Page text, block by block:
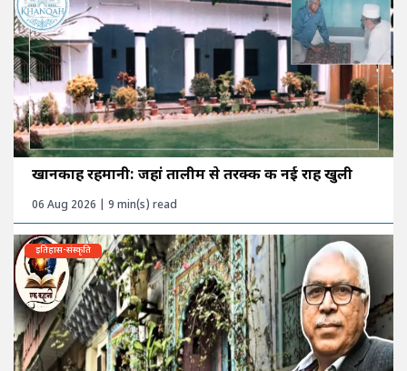
खानकाह रहमानी: जहां तालीम से तरक्की की नई राह खुली
06 Aug 2026 | 9 min(s) read
इतिहास-संस्कृति